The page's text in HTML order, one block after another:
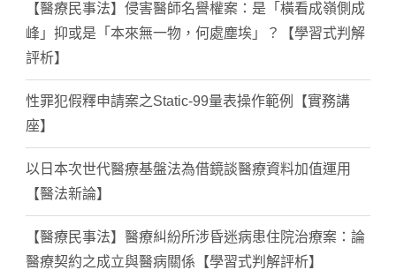
【醫療民事法】侵害醫師名譽權案：是「橫看成嶺側成
峰」抑或是「本來無一物，何處塵埃」？【學習式判解
評析】
性罪犯假釋申請案之Static-99量表操作範例【實務講
座】
以日本次世代醫療基盤法為借鏡談醫療資料加值運用
【醫法新論】
【醫療民事法】醫療糾紛所涉昏迷病患住院治療案：論
醫療契約之成立與醫病關係【學習式判解評析】